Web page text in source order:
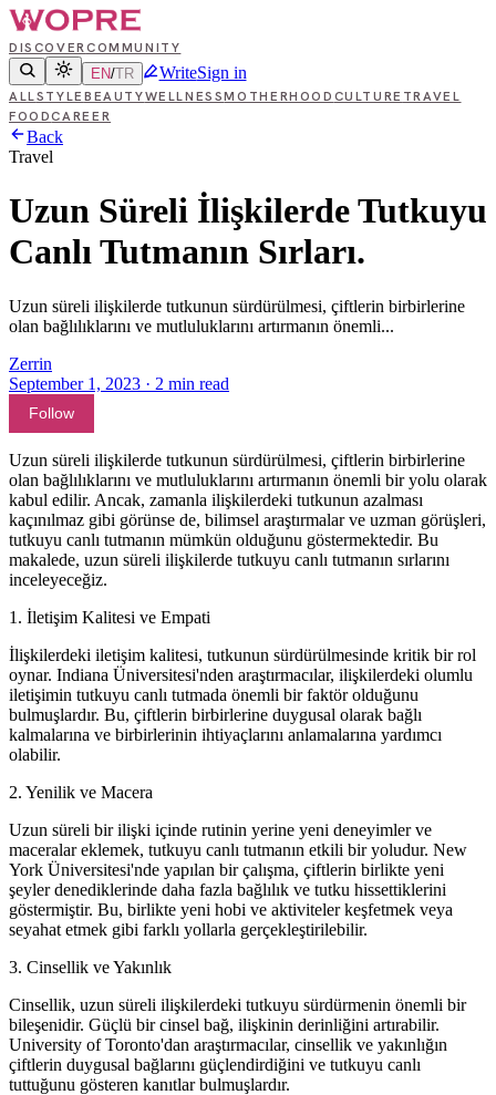
DISCOVERCOMMUNITY
EN/TR WriteSign in
ALLSTYLE BEAUTYWELLNESSMOTHERHOOD CULTURE TRAVEL
FOODCAREER
Back
Travel
Uzun Süreli İlişkilerde Tutkuyu
Canlı Tutmanın Sırları.
Uzun süreli ilişkilerde tutkunun sürdürülmesi, çiftlerin birbirlerine
olan bağlılıklarını ve mutluluklarını artırmanın önemli...
Zerrin
September 1, 2023 · 2 min read
Follow
Uzun süreli ilişkilerde tutkunun sürdürülmesi, çiftlerin birbirlerine
olan bağlılıklarını ve mutluluklarını artırmanın önemli bir yolu olarak
kabul edilir. Ancak, zamanla ilişkilerdeki tutkunun azalması
kaçınılmaz gibi görünse de, bilimsel araştırmalar ve uzman görüşleri,
tutkuyu canlı tutmanın mümkün olduğunu göstermektedir. Bu
makalede, uzun süreli ilişkilerde tutkuyu canlı tutmanın sırlarını
inceleyeceğiz.
1. İletişim Kalitesi ve Empati
İlişkilerdeki iletişim kalitesi, tutkunun sürdürülmesinde kritik bir rol
oynar. Indiana Üniversitesi'nden araştırmacılar, ilişkilerdeki olumlu
iletişimin tutkuyu canlı tutmada önemli bir faktör olduğunu
bulmuşlardır. Bu, çiftlerin birbirlerine duygusal olarak bağlı
kalmalarına ve birbirlerinin ihtiyaçlarını anlamalarına yardımcı
olabilir.
2. Yenilik ve Macera
Uzun süreli bir ilişki içinde rutinin yerine yeni deneyimler ve
maceralar eklemek, tutkuyu canlı tutmanın etkili bir yoludur. New
York Üniversitesi'nde yapılan bir çalışma, çiftlerin birlikte yeni
şeyler denediklerinde daha fazla bağlılık ve tutku hissettiklerini
göstermiştir. Bu, birlikte yeni hobi ve aktiviteler keşfetmek veya
seyahat etmek gibi farklı yollarla gerçekleştirilebilir.
3. Cinsellik ve Yakınlık
Cinsellik, uzun süreli ilişkilerdeki tutkuyu sürdürmenin önemli bir
bileşenidir. Güçlü bir cinsel bağ, ilişkinin derinliğini artırabilir.
University of Toronto'dan araştırmacılar, cinsellik ve yakınlığın
çiftlerin duygusal bağlarını güçlendirdiğini ve tutkuyu canlı
tuttuğunu gösteren kanıtlar bulmuşlardır.